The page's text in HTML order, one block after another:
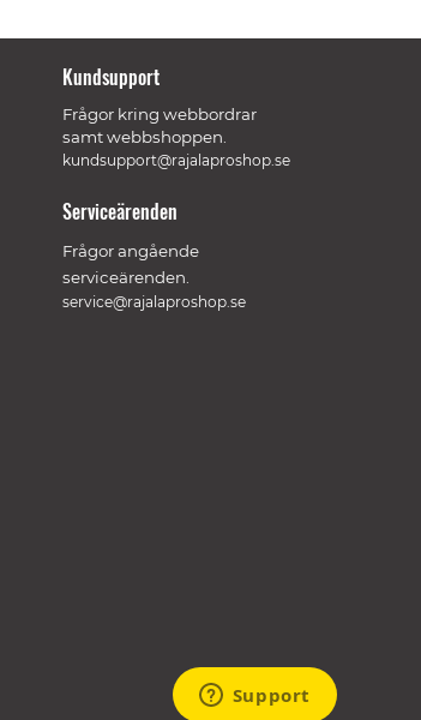
Kundsupport
Frågor kring webbordrar
samt webbshoppen.
kundsupport@rajalaproshop.se
Serviceärenden
Frågor angående
serviceärenden.
service@rajalaproshop.se